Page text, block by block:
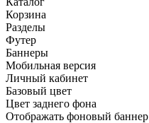
Корзина
Разделы
Футер
Баннеры
Мобильная версия
Личный кабинет
Базовый цвет
Цвет заднего фона
Отображать фоновый баннер